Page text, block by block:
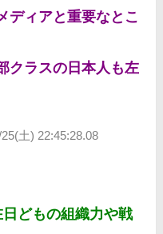
ディアと重要なとこ
クラスの日本人も左
土) 22:45:28.08
どもの組織力や戦